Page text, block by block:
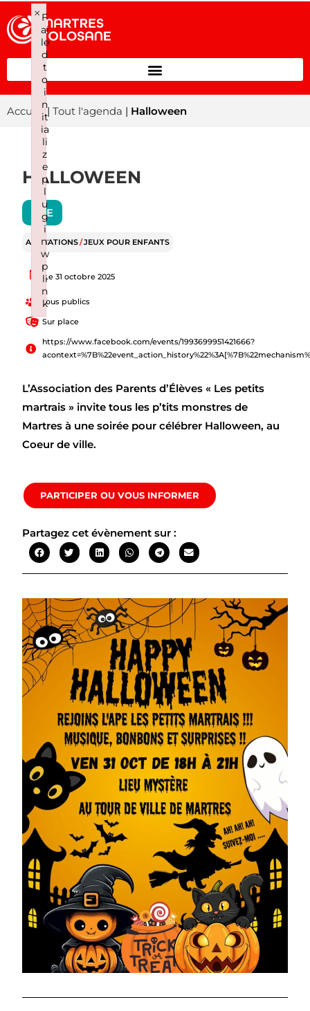
Accueil| Tout l'agenda | Halloween
HALLOWEEN
APE
ANIMATIONS/JEUX POUR ENFANTS
Le 31 octobre 2025
Tous publics
Sur place
https://www.facebook.com/events/1993699951421666?
L’Association des Parents d’Élèves « Les petits
martrais » invite tous les p’tits monstres de
Martres à une soirée pour célébrer Halloween, au
Coeur de ville.
PARTICIPER OU VOUS INFORMER
Partagez cet évènement sur :
F
ai
le
d
t
o
i
n
it
ia
li
z
e
p
l
u
g
i
n:
w
p
li
n
k
×
Failed to initialize plugin: wplink